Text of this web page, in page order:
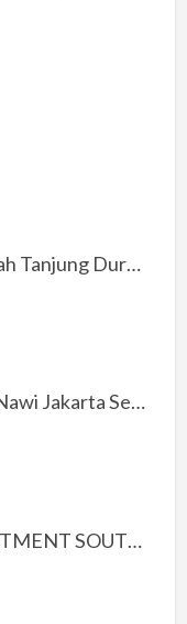
Kos wanita murah Tanjung Duren Jakarta Barat
Kost MRT Haji Nawi Jakarta Selatan
SERVICE APARTMENT SOUTH RESIDENCE